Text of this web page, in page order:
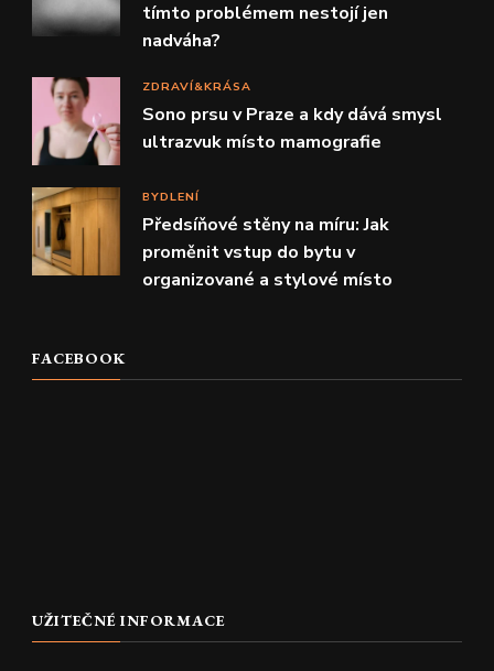
tímto problémem nestojí jen
nadváha?
ZDRAVÍ&KRÁSA
Sono prsu v Praze a kdy dává smysl
ultrazvuk místo mamografie
BYDLENÍ
Předsíňové stěny na míru: Jak
proměnit vstup do bytu v
organizované a stylové místo
FACEBOOK
UŽITEČNÉ INFORMACE